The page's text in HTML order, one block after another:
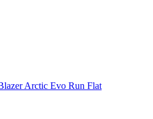
Arctic Evo Run Flat